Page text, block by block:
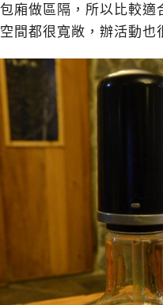
包廂做區隔，所以比較適
空間都很寬敞，辦活動也